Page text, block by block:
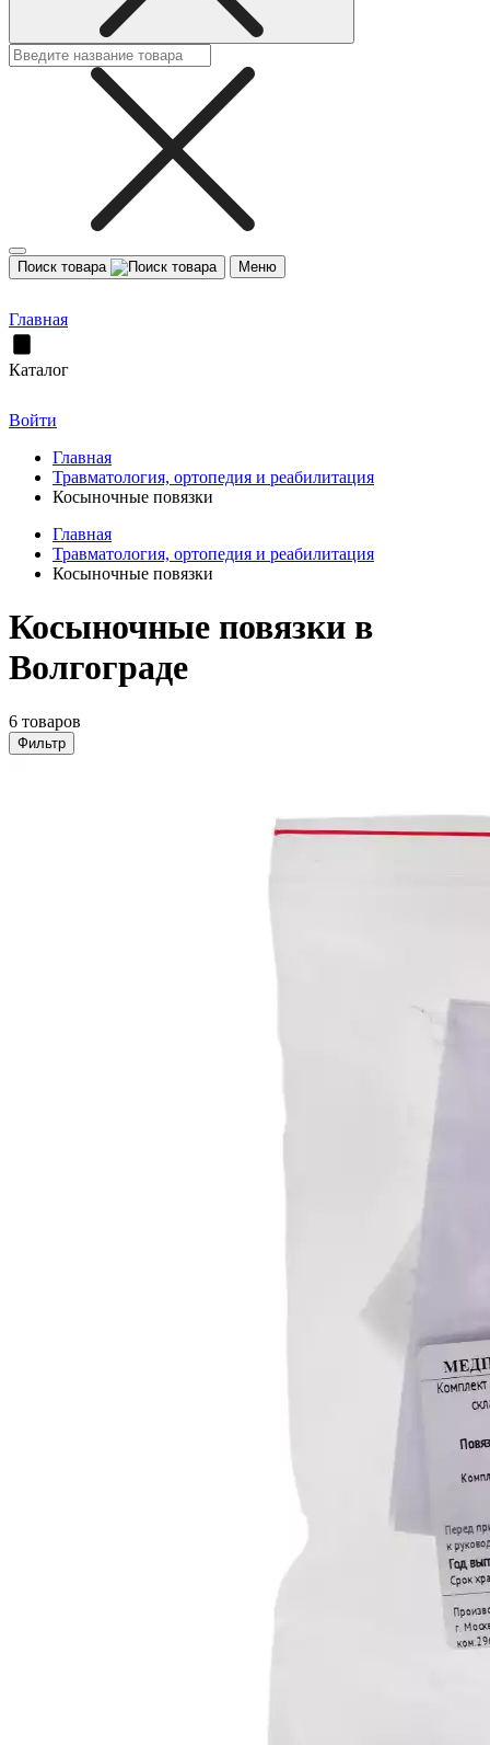
Поиск товара Меню
Главная
Каталог
Войти
Главная
Травматология, ортопедия и реабилитация
Косыночные повязки
Главная
Травматология, ортопедия и реабилитация
Косыночные повязки
Косыночные повязки в
Волгограде
6 товаров
Фильтр